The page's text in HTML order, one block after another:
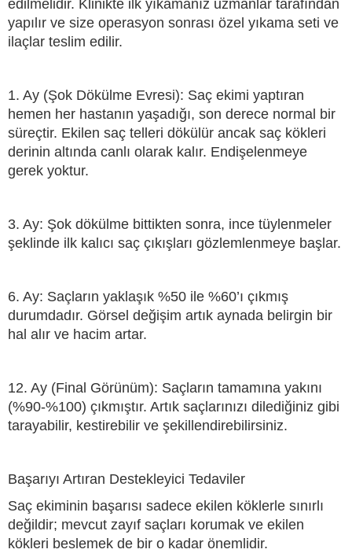
edilmelidir. Klinikte ilk yıkamanız uzmanlar tarafından
yapılır ve size operasyon sonrası özel yıkama seti ve
ilaçlar teslim edilir.
1. Ay (Şok Dökülme Evresi): Saç ekimi yaptıran
hemen her hastanın yaşadığı, son derece normal bir
süreçtir. Ekilen saç telleri dökülür ancak saç kökleri
derinin altında canlı olarak kalır. Endişelenmeye
gerek yoktur.
3. Ay: Şok dökülme bittikten sonra, ince tüylenmeler
şeklinde ilk kalıcı saç çıkışları gözlemlenmeye başlar.
6. Ay: Saçların yaklaşık %50 ile %60’ı çıkmış
durumdadır. Görsel değişim artık aynada belirgin bir
hal alır ve hacim artar.
12. Ay (Final Görünüm): Saçların tamamına yakını
(%90-%100) çıkmıştır. Artık saçlarınızı dilediğiniz gibi
tarayabilir, kestirebilir ve şekillendirebilirsiniz.
Başarıyı Artıran Destekleyici Tedaviler
Saç ekiminin başarısı sadece ekilen köklerle sınırlı
değildir; mevcut zayıf saçları korumak ve ekilen
kökleri beslemek de bir o kadar önemlidir.